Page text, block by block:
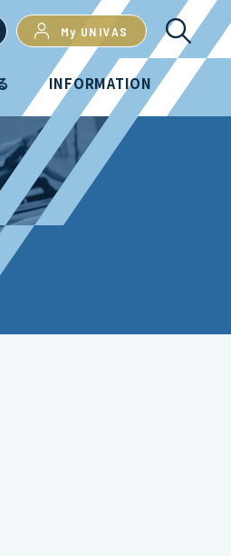
My UNIVAS
INFORMATION